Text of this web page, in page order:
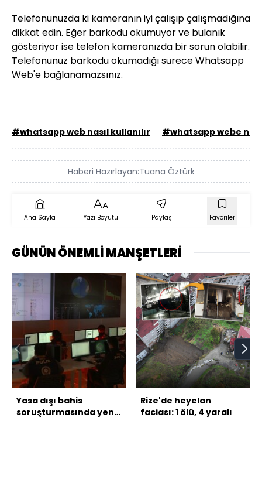
Telefonunuzda ki kameranın iyi çalışıp çalışmadığına
dikkat edin. Eğer barkodu okumuyor ve bulanık
gösteriyor ise telefon kameranızda bir sorun olabilir.
Telefonunuz barkodu okumadığı sürece Whatsapp
Web'e bağlanamazsınız.
#whatsapp web nasıl kullanılır #whatsapp webe
Haberi Hazırlayan:Tuana Öztürk
Ana Sayfa Yazı Boyutu Paylaş Favoriler
GÜNÜN ÖNEMLİ MANŞETLERİ
Yasa dışı bahis
soruşturmasında yeni
Rize'de heyelan
faciası: 1 ölü, 4 yaralı